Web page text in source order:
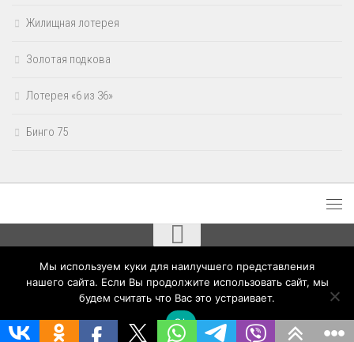
Жилищная лотерея
Золотая подкова
Лотерея «6 из 36»
Бинго 75
Результаты лотерей Столото © 2020 - 2026. Все права защищены.
Мы используем куки для наилучшего представления
нашего сайта. Если Вы продолжите использовать сайт, мы
будем считать что Вас это устраивает.
Ok